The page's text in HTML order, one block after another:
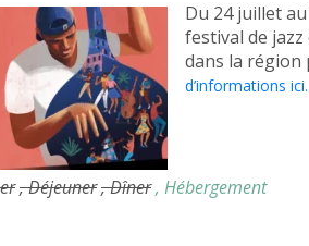
Du 24 juillet
festival de jazz
dans la
d’informations ici.
, Déjeuner, Dîner, Hébergement